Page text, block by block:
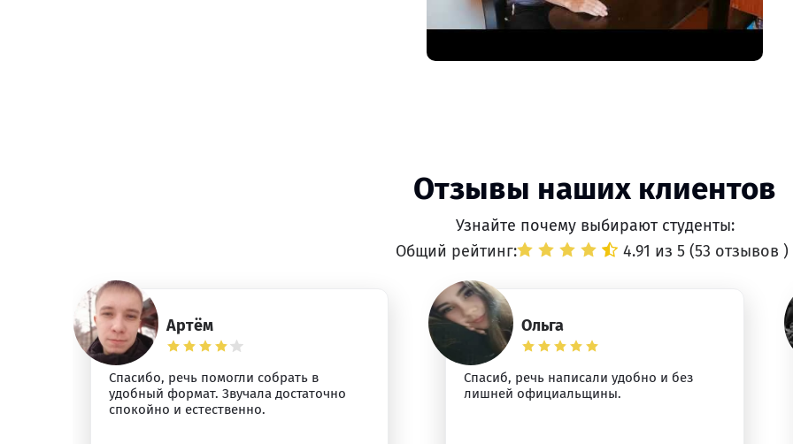
Отзывы наших клиентов
Узнайте почему выбирают студенты:
Общий рейтинг:
4.91 из 5 (53 отзывов )
Артём
Спасибо, речь помогли собрать в
удобный формат. Звучала достаточно
спокойно и естественно.
Ольга
Спасиб, речь написали удобно и без
лишней официальщины.